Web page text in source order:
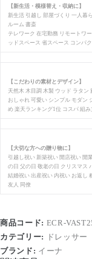
【新生活・模様替え・収納に】
新生活 引越し 部屋づくり 一人暮
ルーム 書斎
テレワーク 在宅勤務 リモートワ
ッドスペース 省スペース コンパ
【こだわりの素材とデザイン】
天然木 木目調 木製 ウッド ラタン
おしゃれ 可愛い シンプル モダン
め 楽天ランキング1位 コスパ 組
【大切な方への贈り物に】
引越し祝い 新築祝い 開店祝い 開
の日 父の日 敬老の日 クリスマス
結婚祝い 出産祝い 内祝い お返し
友人 同僚
商品コード: ECR-
カテゴリー:
ドレッサー
ブランド: イーナ